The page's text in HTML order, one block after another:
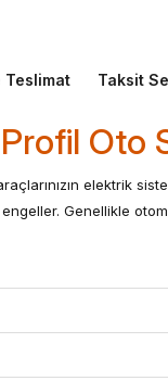
Teslimat Taksit
Oto
elektrik
Genellikle